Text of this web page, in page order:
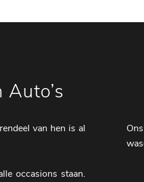
van hen is al
occasions staan.